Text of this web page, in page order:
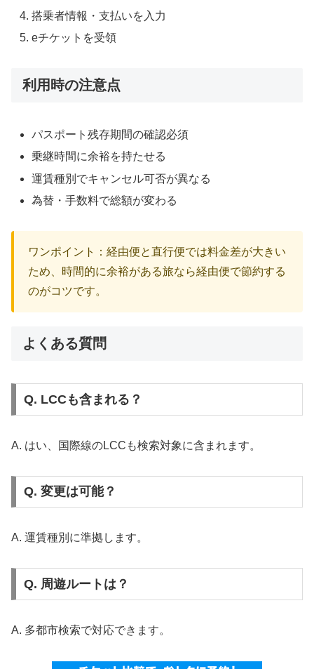
搭乗者情報・支払いを入力
eチケットを受領
利用時の注意点
パスポート残存期間の確認必須
乗継時間に余裕を持たせる
運賃種別でキャンセル可否が異なる
為替・手数料で総額が変わる
ワンポイント：経由便と直行便では料金差が大きい
ため、時間的に余裕がある旅なら経由便で節約する
のがコツです。
よくある質問
Q. LCCも含まれる？
A. はい、国際線のLCCも検索対象に含まれます。
Q. 変更は可能？
A. 運賃種別に準拠します。
Q. 周遊ルートは？
A. 多都市検索で対応できます。